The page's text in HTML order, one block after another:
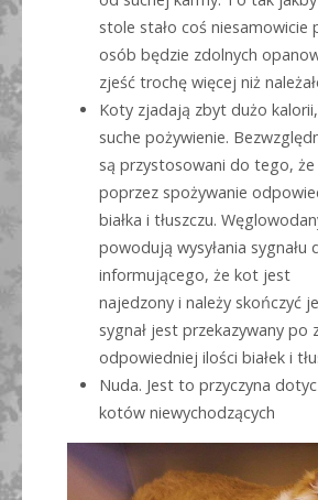
stole stało coś niesamowicie
osób będzie zdolnych
zjeść trochę więcej niż
Koty zjadają zbyt dużo
suche pożywienie.
są przystosowani do tego, że
poprzez spożywanie
białka i tłuszczu.
powodują wysyłania sygnału
informującego, że kot jest
najedzony i należy skończyć
sygnał jest przekazywany po
odpowiedniej ilości białek i
Nuda. Jest to przyczyna
kotów niewychodzących